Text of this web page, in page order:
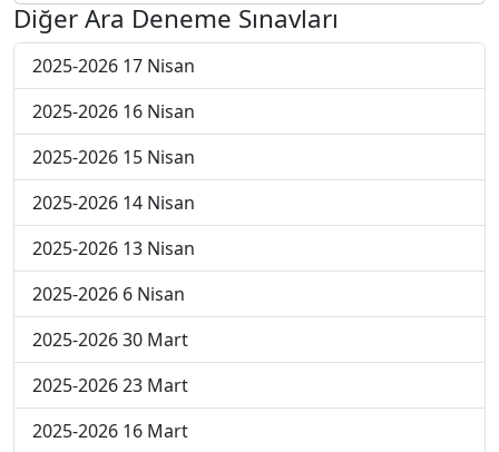
Diğer Ara Deneme Sınavları
2025-2026 17 Nisan
2025-2026 16 Nisan
2025-2026 15 Nisan
2025-2026 14 Nisan
2025-2026 13 Nisan
2025-2026 6 Nisan
2025-2026 30 Mart
2025-2026 23 Mart
2025-2026 16 Mart